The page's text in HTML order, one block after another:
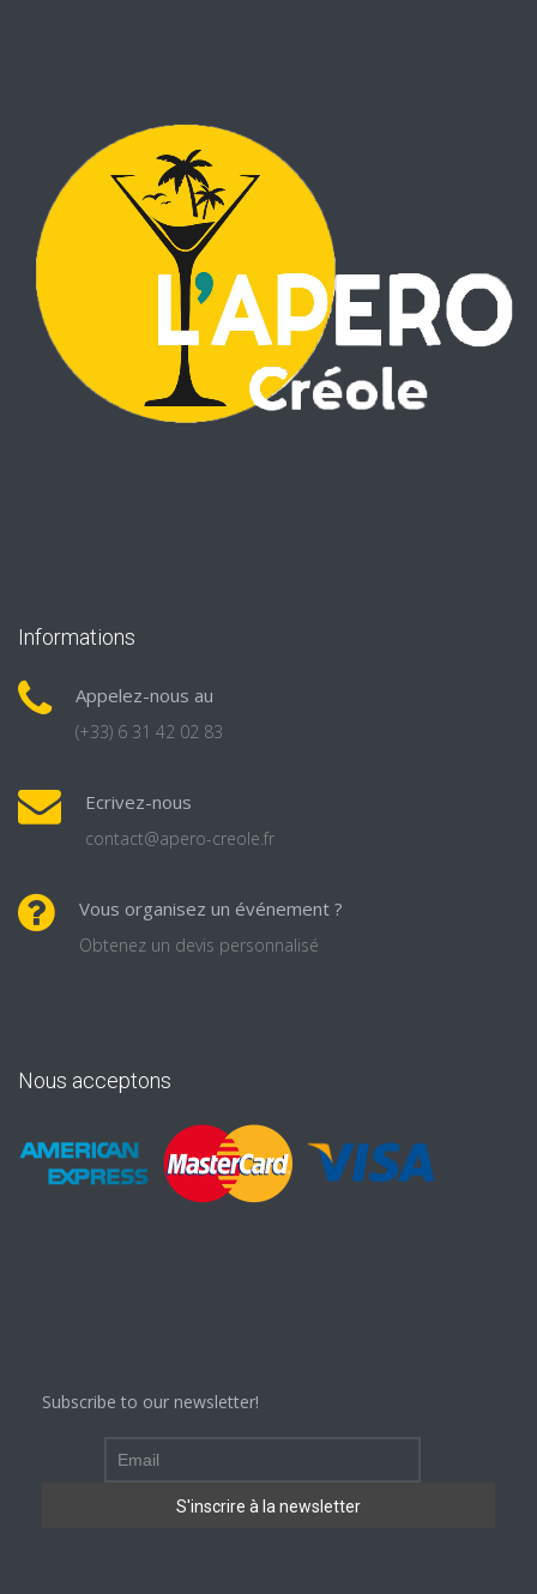
Informations
Appelez-nous au
(+33) 6 31 42 02 83
Ecrivez-nous
contact@apero-creole.fr
Vous organisez un événement ?
Obtenez un devis personnalisé
Nous acceptons
Subscribe to our newsletter!